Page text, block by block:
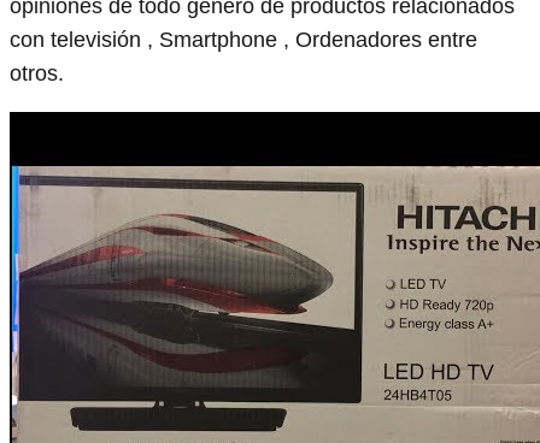
opiniones de todo género de productos relacionados
con televisión , Smartphone , Ordenadores entre
otros.